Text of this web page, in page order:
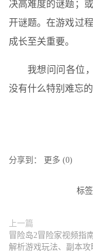
决高难度的谜题；
开谜题。在游戏过
成长至关重要。
我想问问各位
没有什么特别难忘
分享到： 更多 (0)
标签
上一篇
冒险岛2冒险家视频指
解析游戏玩法、副本攻